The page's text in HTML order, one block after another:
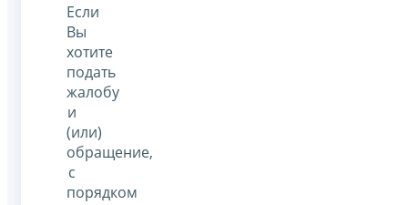
Если
Вы
хотите
подать
жалобу
и
(или)
обращение,
с
порядком